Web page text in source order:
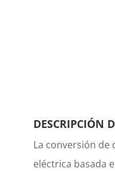
DESCRIPCIÓN
La conversión de
eléctrica basada